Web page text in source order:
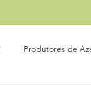
Produtores de